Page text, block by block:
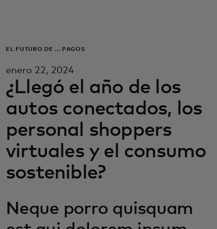
Para empresas
Para el mundo
Para innovadores
Noticias y tendencias
EL FUTURO DE ... PAGOS
enero 22, 2024
¿Llegó el año de los
autos conectados, los
personal shoppers
virtuales y el consumo
sostenible?
Neque porro quisquam